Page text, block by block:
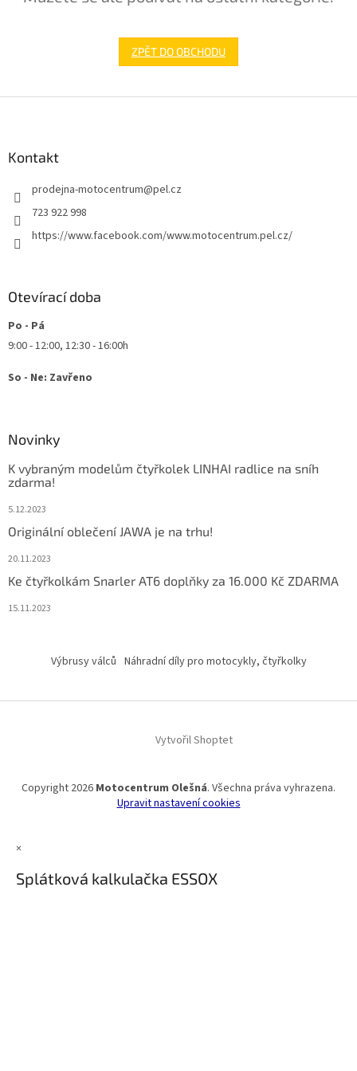
ZPĚT DO OBCHODU
Kontakt
prodejna-motocentrum@pel.cz
723 922 998
https://www.facebook.com/www.motocentrum.pel.cz/
Otevírací doba
Po - Pá
9:00 - 12:00, 12:30 - 16:00h
So - Ne: Zavřeno
Novinky
K vybraným modelům čtyřkolek LINHAI radlice na sníh
zdarma!
5.12.2023
Originální oblečení JAWA je na trhu!
20.11.2023
Ke čtyřkolkám Snarler AT6 doplňky za 16.000 Kč ZDARMA
15.11.2023
Výbrusy válců Náhradní díly pro motocykly, čtyřkolky
Vytvořil Shoptet
Copyright 2026 Motocentrum Olešná. Všechna práva vyhrazena.
Upravit nastavení cookies
×
Splátková kalkulačka ESSOX